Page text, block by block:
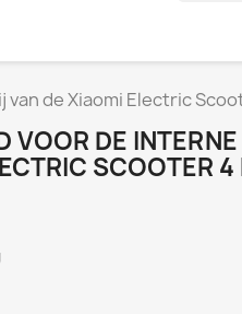
de Xiaomi Electric
VOOR DE
SCOOTER 4